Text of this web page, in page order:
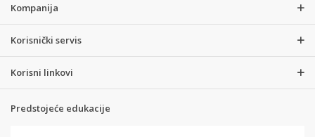
Kompanija
Korisnički servis
Korisni linkovi
Predstojeće edukacije